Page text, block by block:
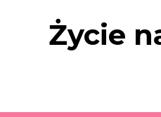
Życie